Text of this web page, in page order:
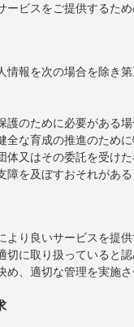
ービスをご提供するため
報を次の場合を除き
護のために必要がある
全な育成の推進のため
体又はその委託を受け
障を及ぼすおそれがある
より良いサービスを提
切に取り扱っていると
、適切な管理を実施さ